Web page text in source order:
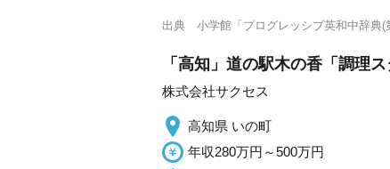
出典 小学館「プログレッシブ英和中辞典(
「高知」道の駅木の香「調理
株式会社サクセス
高知県 いの町
年収280万円～500万円